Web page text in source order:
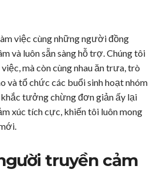
việc cùng những người đồng
và luôn sẵn sàng hỗ trợ. Chúng tôi
mà còn cùng nhau ăn trưa, trò
và tổ chức các buổi sinh hoạt nhóm
tưởng chừng đơn giản ấy lại
xúc tích cực, khiến tôi luôn mong
truyền cảm